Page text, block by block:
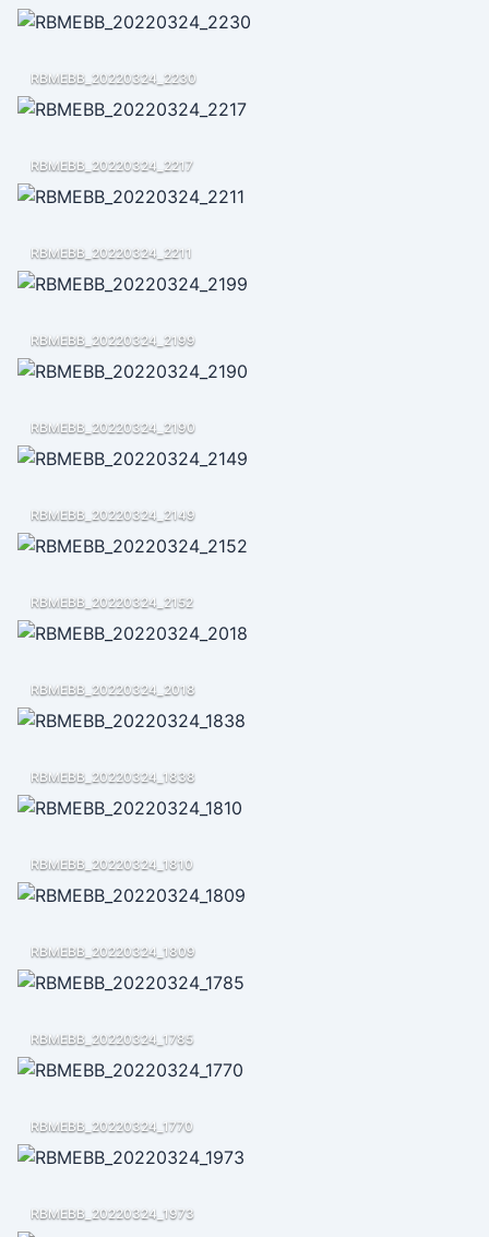
RBMEBB_20220324_2230
RBMEBB_20220324_2217
RBMEBB_20220324_2211
RBMEBB_20220324_2199
RBMEBB_20220324_2190
RBMEBB_20220324_2149
RBMEBB_20220324_2152
RBMEBB_20220324_2018
RBMEBB_20220324_1838
RBMEBB_20220324_1810
RBMEBB_20220324_1809
RBMEBB_20220324_1785
RBMEBB_20220324_1770
RBMEBB_20220324_1973